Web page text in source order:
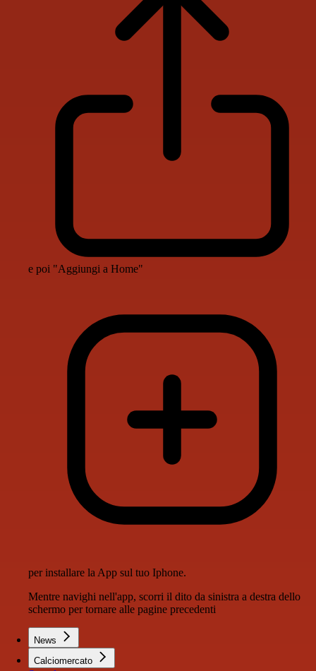
e poi "Aggiungi a Home"
per installare la App sul tuo Iphone.
Mentre navighi nell'app, scorri il dito da sinistra a destra dello
schermo per tornare alle pagine precedenti
News
Calciomercato